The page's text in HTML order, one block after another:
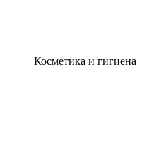
Косметика и гигиена